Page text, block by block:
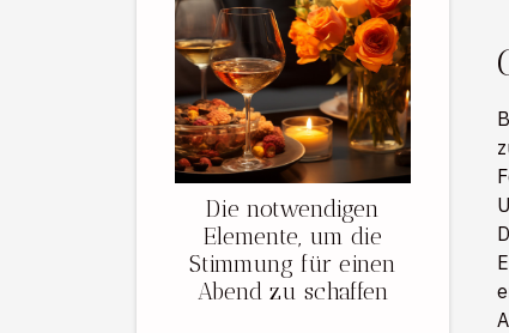
Die notwendigen
Elemente, um die
Stimmung für einen
Abend zu schaffen